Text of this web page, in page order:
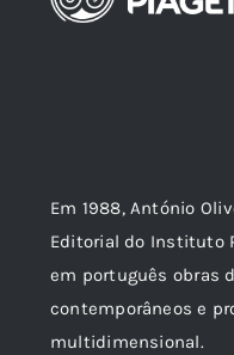
Em 1988, António
Editorial do Instituto
em português obras
contemporâneos e
multidimensional.